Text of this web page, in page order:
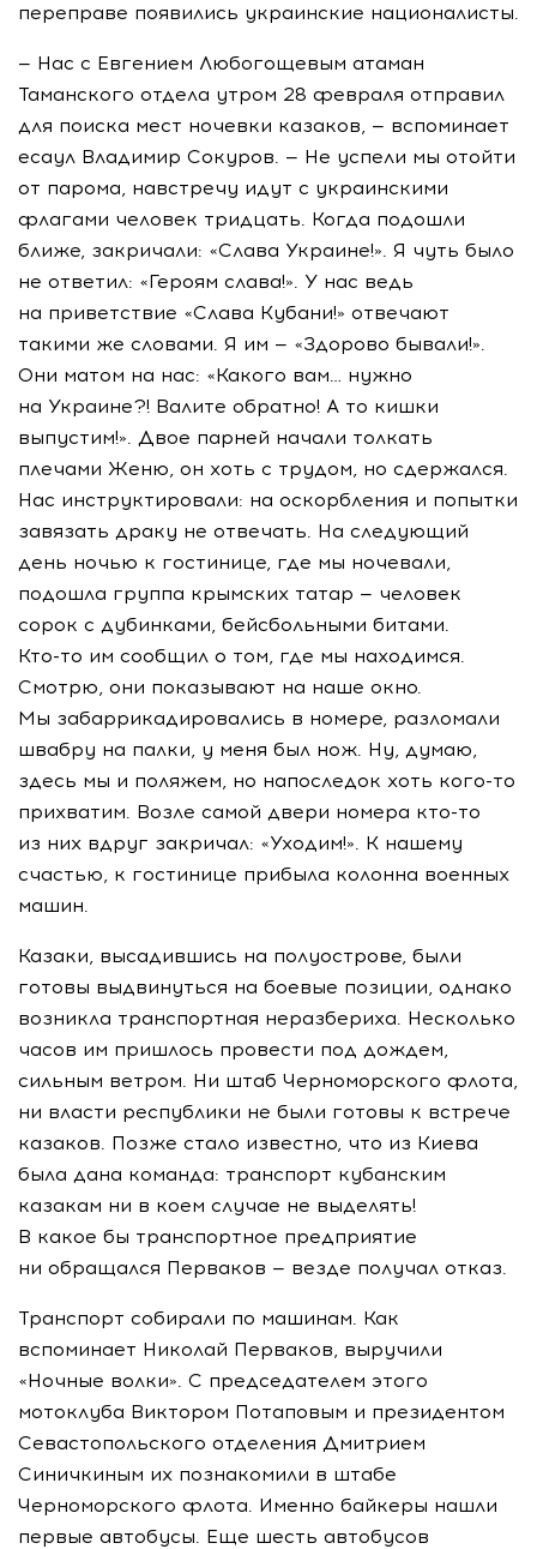
переправе появились украинские националисты.
— Нас с Евгением Любогощевым атаман
Таманского отдела утром 28 февраля отправил
для поиска мест ночевки казаков, — вспоминает
есаул Владимир Сокуров. — Не успели мы отойти
от парома, навстречу идут с украинскими
флагами человек тридцать. Когда подошли
ближе, закричали: «Слава Украине!». Я чуть было
не ответил: «Героям слава!». У нас ведь
на приветствие «Слава Кубани!» отвечают
такими же словами. Я им — «Здорово бывали!».
Они матом на нас: «Какого вам… нужно
на Украине?! Валите обратно! А то кишки
выпустим!». Двое парней начали толкать
плечами Женю, он хоть с трудом, но сдержался.
Нас инструктировали: на оскорбления и попытки
завязать драку не отвечать. На следующий
день ночью к гостинице, где мы ночевали,
подошла группа крымских татар — человек
сорок с дубинками, бейсбольными битами.
Кто-то им сообщил о том, где мы находимся.
Смотрю, они показывают на наше окно.
Мы забаррикадировались в номере, разломали
швабру на палки, у меня был нож. Ну, думаю,
здесь мы и поляжем, но напоследок хоть кого-то
прихватим. Возле самой двери номера кто-то
из них вдруг закричал: «Уходим!». К нашему
счастью, к гостинице прибыла колонна военных
машин.
Казаки, высадившись на полуострове, были
готовы выдвинуться на боевые позиции, однако
возникла транспортная неразбериха. Несколько
часов им пришлось провести под дождем,
сильным ветром. Ни штаб Черноморского флота,
ни власти республики не были готовы к встрече
казаков. Позже стало известно, что из Киева
была дана команда: транспорт кубанским
казакам ни в коем случае не выделять!
В какое бы транспортное предприятие
ни обращался Перваков — везде получал отказ.
Транспорт собирали по машинам. Как
вспоминает Николай Перваков, выручили
«Ночные волки». С председателем этого
мотоклуба Виктором Потаповым и президентом
Севастопольского отделения Дмитрием
Синичкиным их познакомили в штабе
Черноморского флота. Именно байкеры нашли
первые автобусы. Еще шесть автобусов